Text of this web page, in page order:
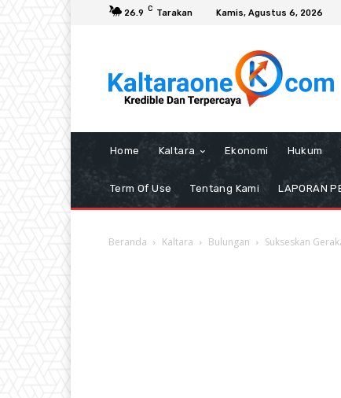
26.9 C Tarakan Kamis, Agustus 6, 2026
Home Kaltara Ekonomi Hukum
Term Of Use Tentang Kami LAPORAN
Beranda Kaltara Bulungan Sukseskan